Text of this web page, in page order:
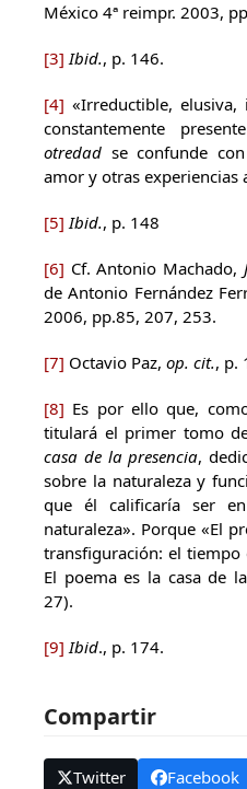
México 4ª reimpr. 2003,
[3] Ibid., p. 146.
[4] «Irreductible,
constantemente
otredad se confunde
amor y otras experiencias
[5] Ibid., p. 148
[6] Cf. Antonio Machado,
de Antonio Fernández
2006, pp.85, 207, 253.
[7] Octavio Paz, op. cit., p.
[8] Es por ello que,
titulará el primer tomo
casa de la presencia,
sobre la naturaleza y
que él calificaría ser
naturaleza». Porque «El
transfiguración: el tiempo
El poema es la casa de
27).
[9] Ibid., p. 174.
Compartir
Twitter Facebook